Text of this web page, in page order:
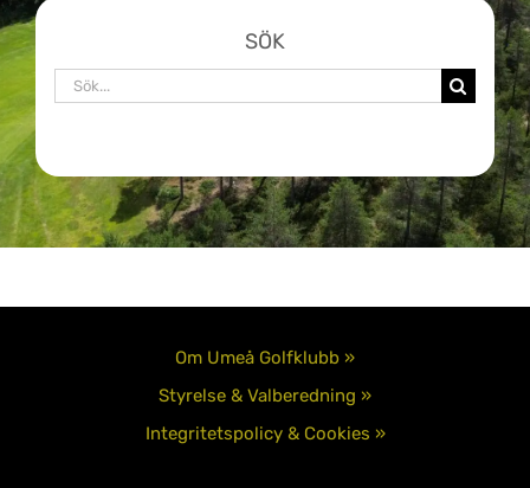
SÖK
Sök
Om Umeå Golfklubb »
Styrelse & Valberedning »
Integritetspolicy & Cookies »